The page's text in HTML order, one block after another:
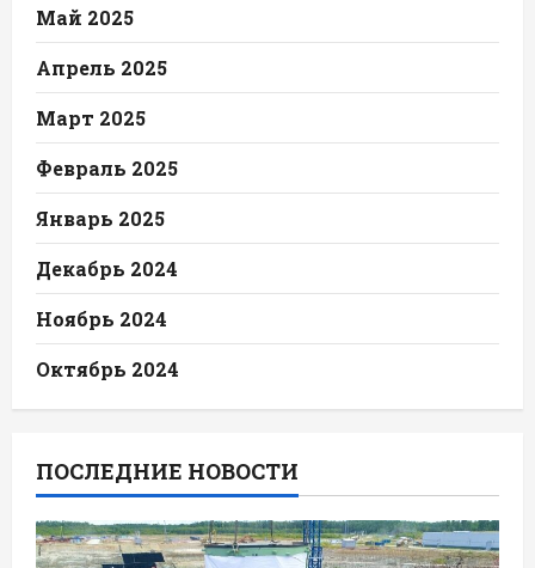
Май 2025
Апрель 2025
Март 2025
Февраль 2025
Январь 2025
Декабрь 2024
Ноябрь 2024
Октябрь 2024
ПОСЛЕДНИЕ НОВОСТИ